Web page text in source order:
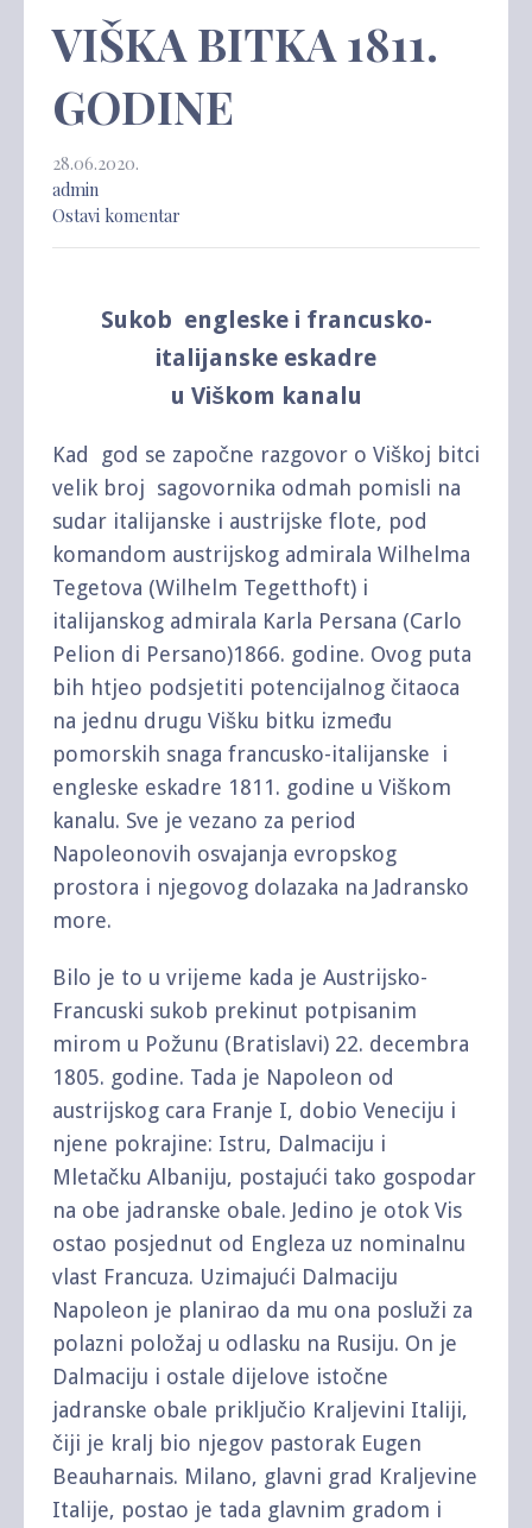
VIŠKA BITKA 1811.
GODINE
28.06.2020.
admin
Ostavi komentar
Sukob engleske i francusko-
italijanske eskadre
u Viškom kanalu
Kad god se započne razgovor o Viškoj bitci
velik broj sagovornika odmah pomisli na
sudar italijanske i austrijske flote, pod
komandom austrijskog admirala Wilhelma
Tegetova (Wilhelm Tegetthoft) i
italijanskog admirala Karla Persana (Carlo
Pelion di Persano)1866. godine. Ovog puta
bih htjeo podsjetiti potencijalnog čitaoca
na jednu drugu Višku bitku između
pomorskih snaga francusko-italijanske i
engleske eskadre 1811. godine u Viškom
kanalu. Sve je vezano za period
Napoleonovih osvajanja evropskog
prostora i njegovog dolazaka na Jadransko
more.
Bilo je to u vrijeme kada je Austrijsko-
Francuski sukob prekinut potpisanim
mirom u Požunu (Bratislavi) 22. decembra
1805. godine. Tada je Napoleon od
austrijskog cara Franje I, dobio Veneciju i
njene pokrajine: Istru, Dalmaciju i
Mletačku Albaniju, postajući tako gospodar
na obe jadranske obale. Jedino je otok Vis
ostao posjednut od Engleza uz nominalnu
vlast Francuza. Uzimajući Dalmaciju
Napoleon je planirao da mu ona posluži za
polazni položaj u odlasku na Rusiju. On je
Dalmaciju i ostale dijelove istočne
jadranske obale priključio Kraljevini Italiji,
čiji je kralj bio njegov pastorak Eugen
Beauharnais. Milano, glavni grad Kraljevine
Italije, postao je tada glavnim gradom i